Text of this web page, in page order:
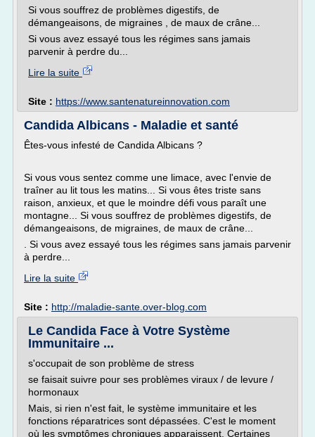
Si vous souffrez de problèmes digestifs, de
démangeaisons, de migraines , de maux de crâne...
Si vous avez essayé tous les régimes sans jamais
parvenir à perdre du...
Lire la suite
Site : https://www.santenatureinnovation.com
Candida Albicans - Maladie et santé
Êtes-vous infesté de Candida Albicans ?
Si vous vous sentez comme une limace, avec l'envie de
traîner au lit tous les matins... Si vous êtes triste sans
raison, anxieux, et que le moindre défi vous paraît une
montagne... Si vous souffrez de problèmes digestifs, de
démangeaisons, de migraines, de maux de crâne...
. Si vous avez essayé tous les régimes sans jamais parvenir
à perdre...
Lire la suite
Site : http://maladie-sante.over-blog.com
Le Candida Face à Votre Système
Immunitaire ...
s'occupait de son problème de stress
se faisait suivre pour ses problèmes viraux / de levure /
hormonaux
Mais, si rien n'est fait, le système immunitaire et les
fonctions réparatrices sont dépassées. C'est le moment
où les symptômes chroniques apparaissent. Certaines